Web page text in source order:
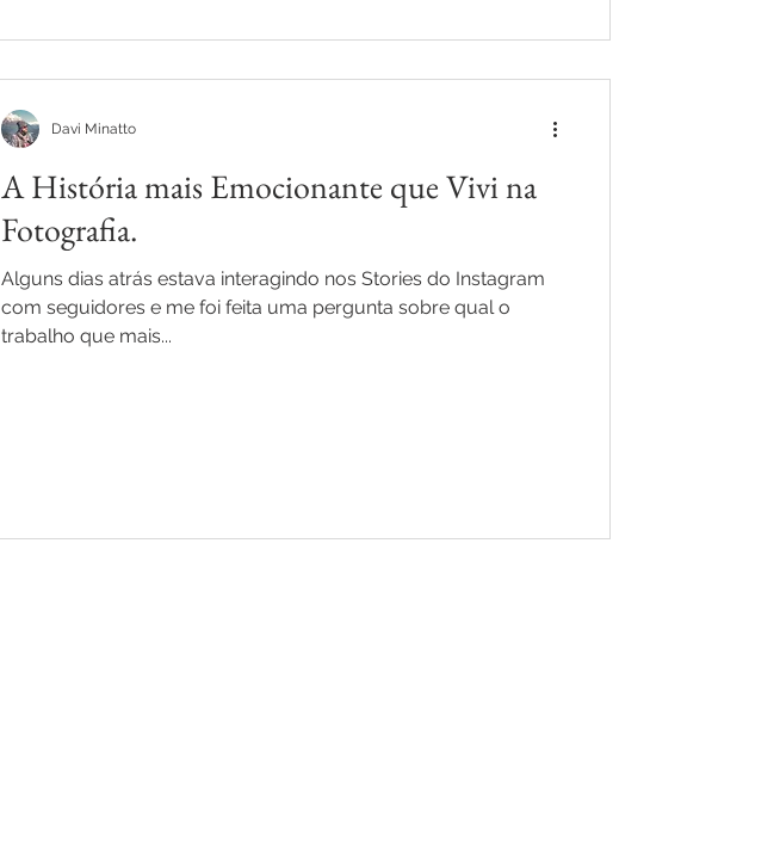
A História mais Emocionante que Vivi na
Fotografia.
Alguns dias atrás estava interagindo nos Stories do Instagram
com seguidores e me foi feita uma pergunta sobre qual o
trabalho que mais...
Davi Minatto